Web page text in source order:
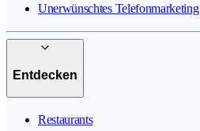
Unerwünschtes Telefonmarketing
Entdecken
Restaurants